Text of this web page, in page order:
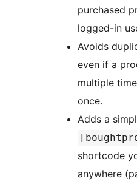
purchased
logged-in
Avoids
even if a
multiple
once.
Adds a
shortcode
anywhere